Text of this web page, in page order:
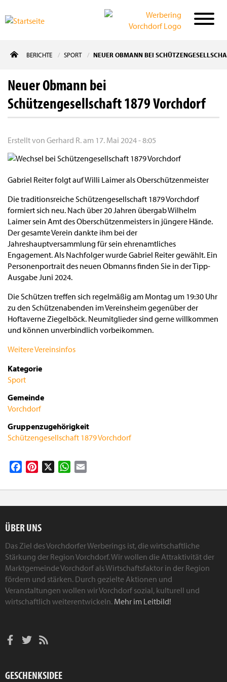
zum
BERICHTE SPORT NEUER OBMANN BEI
Neuer Obmann bei
Schützengesellschaft 1879 Vorchdorf
Erstellt von Gerhard R.am 17. Mai 2024 - 8:05
Gabriel Reiter folgt auf Willi Laimer als Oberschützenmeister
Die traditionsreiche Schützengesellschaft 1879 Vorchdorf
formiert sich neu. Nach über 20 Jahren übergab Wilhelm
Laimer sein Amt des Oberschützenmeisters in jüngere Hände.
Der gesamte Verein dankte ihm bei der
Jahreshauptversammlung für sein ehrenamtliches
Engagement. Als Nachfolger wurde Gabriel Reiter gewählt. Ein
Personenportrait des neuen Obmanns finden Sie in der Tipp-
Ausgabe Juni 2024.
Die Schützen treffen sich regelmäßig am Montag um 19:30 Uhr
zu den Schützenabenden im Vereinsheim gegenüber der
Hoftaverne Ziegelböck. Neumitglieder sind gerne willkommen
und können unverbindlich vorbeikommen.
Weitere Vereinsinfos
Kategorie
Sport
Gemeinde
Vorchdorf
Gruppenzugehörigkeit
Schützengesellschaft 1879 Vorchdorf
FacebookPinterest WhatsApp
ÜBER UNS
Das Ziel des Vorchdorfer Werberings ist, die wirtschaftliche
Stärkung der Region Vorchdorf. Wir wollen die Attraktivität der
Marktgemeinde Vorchdorf als Wirtschaftsfaktor in der Region
fördern und stärken. Durch gezielte Aktionen und
Veranstaltungen wollen wir Vorchdorf sozial, kulturell und
wirtschaftlich weiterentwickeln. Mehr im Leitbild!
GESCHENKSIDEE